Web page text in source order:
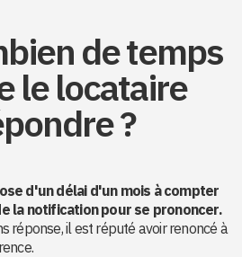
de temps
le locataire
?
d'un délai d'un mois à compter
la notification pour se prononcer.
réponse, il est réputé avoir renoncé à